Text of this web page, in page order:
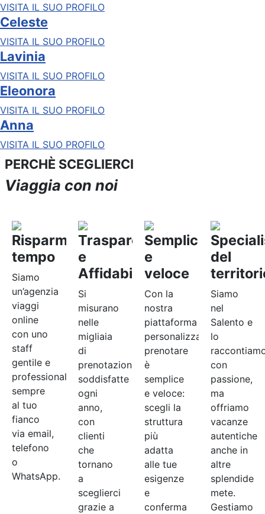
VISITA IL SUO PROFILO
Celeste
VISITA IL SUO PROFILO
Lavinia
VISITA IL SUO PROFILO
Eleonora
VISITA IL SUO PROFILO
Anna
VISITA IL SUO PROFILO
PERCHÈ SCEGLIERCI
Viaggia con noi
Risparmia
tempo
Siamo
un’agenzia
viaggi
online
con uno
staff
gentile e
professionale,
sempre
al tuo
fianco
via email,
telefono
o
WhatsApp.
Trasparenza
e
Affidabilità
Si
misurano
nelle
migliaia
di
prenotazioni
soddisfatte
ogni
anno,
con
clienti
che
tornano
a
sceglierci
grazie a
Semplice
e
veloce
Con la
nostra
piattaforma
personalizzata,
prenotare
è
semplice
e veloce:
scegli la
struttura
più
adatta
alle tue
esigenze
e
conferma
del
Siamo
nel
Salento e
lo
con
passione,
ma
offriamo
vacanze
autentiche
anche in
altre
splendide
mete.
Gestiamo